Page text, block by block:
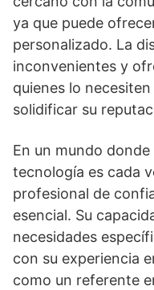
ya que puede
personalizado. La
inconvenientes y
quienes lo
solidificar su
En un mundo
tecnología es cada
profesional de
esencial. Su
necesidades
con su experiencia
como un referente